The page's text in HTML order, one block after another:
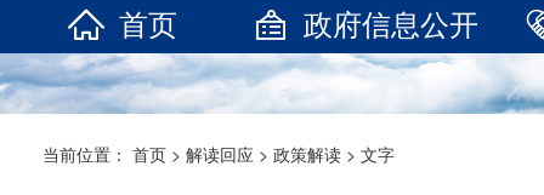
首页 政府信息公开
当前位置： 首页 > 解读回应 > 政策解读 > 文字